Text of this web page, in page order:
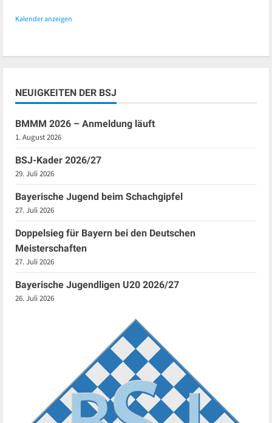
Kalender anzeigen
NEUIGKEITEN DER BSJ
BMMM 2026 – Anmeldung läuft
1. August 2026
BSJ-Kader 2026/27
29. Juli 2026
Bayerische Jugend beim Schachgipfel
27. Juli 2026
Doppelsieg für Bayern bei den Deutschen
Meisterschaften
27. Juli 2026
Bayerische Jugendligen U20 2026/27
26. Juli 2026